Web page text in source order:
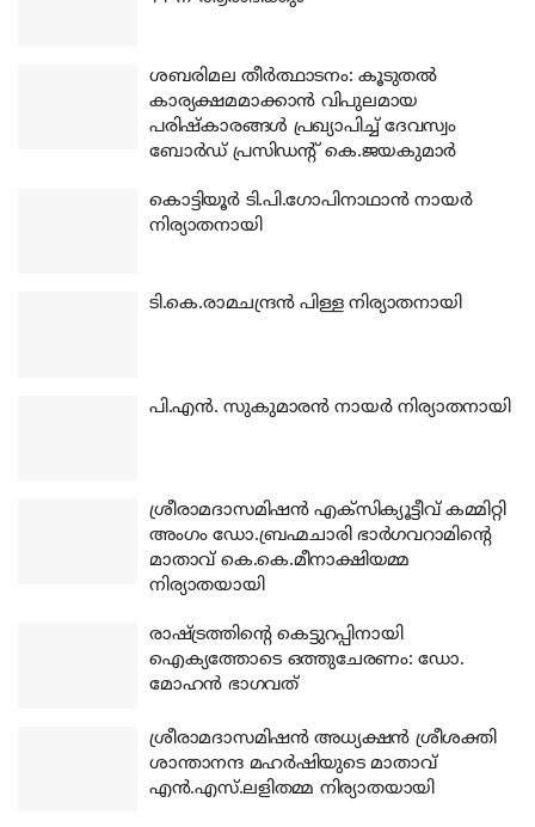
ശബരിമല തീര്‍ത്ഥാടനം: കൂടുതല്‍
കാര്യക്ഷമമാക്കാന്‍ വിപുലമായ
പരിഷ്‌കാരങ്ങള്‍ പ്രഖ്യാപിച്ച് ദേവസ്വം
ബോര്‍ഡ് പ്രസിഡന്റ് കെ.ജയകുമാര്‍
കൊട്ടിയൂര്‍ ടി.പി.ഗോപിനാഥാന്‍ നായര്‍
നിര്യാതനായി
ടി.കെ.രാമചന്ദ്രന്‍ പിള്ള നിര്യാതനായി
പി.എന്‍. സുകുമാരന്‍ നായര്‍ നിര്യാതനായി
ശ്രീരാമദാസമിഷന്‍ എക്‌സിക്യൂട്ടീവ് കമ്മിറ്റി
അംഗം ഡോ.ബ്രഹ്മചാരി ഭാര്‍ഗവറാമിന്റെ
മാതാവ് കെ.കെ.മീനാക്ഷിയമ്മ
നിര്യാതയായി
രാഷ്ട്രത്തിന്റെ കെട്ടുറപ്പിനായി
ഐക്യത്തോടെ ഒത്തുചേരണം: ഡോ.
മോഹന്‍ ഭാഗവത്
ശ്രീരാമദാസമിഷന്‍ അധ്യക്ഷന്‍ ശ്രീശക്തി
ശാന്താനന്ദ മഹര്‍ഷിയുടെ മാതാവ്
എന്‍.എസ്.ലളിതമ്മ നിര്യാതയായി